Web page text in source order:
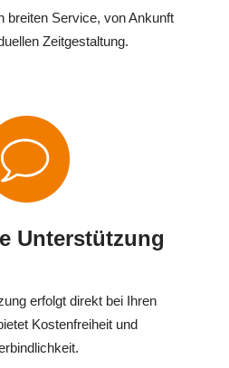
breiten Service, von Ankunft
Zeitgestaltung.
Unterstützung
erfolgt direkt bei Ihren
Kostenfreiheit und